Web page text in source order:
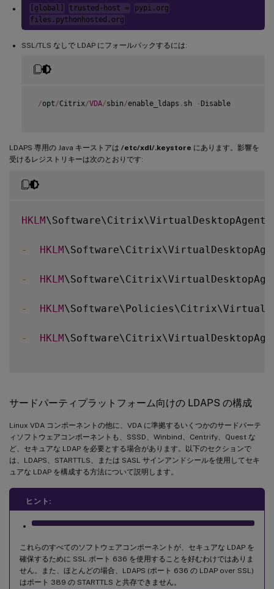
[global] trusted-host =
pypi.org
files.pythonhosted.org
SSL/TLS なしで LDAP にフォールバックするには:
/opt/Citrix/VDA/sbin/enable_ldaps . sh -Disable
LDAPS 専用の Java キーストアは /etc/xdl/.keystore にあります。影響を
受けるレジストリキーは次のとおりです:
HKLM
- HKLM
- HKLM
- HKLM
- HKLM
サードパーティプラットフォーム向けの LDAPS の構成
Linux VDA コンポーネントの他に、VDA に準拠するいくつかのサードパーテ
ィソフトウェアコンポーネントも、SSSD、Winbind、Centrify、Quest な
ど、セキュアな LDAP を必要とする場合があります。以下のセクションで
は、LDAPS、STARTTLS、または SASL サインアンドシールを使用してセキ
ュアな LDAP を構成する方法について説明します。
ヒント:
これらのすべてのソフトウェアコンポーネントが、セキュアな LDAP を
確保するために SSL ポート 636 を使用することを好むわけではありま
せん。また、ほとんどの場合、LDAPS (ポート 636 の LDAP over SSL)
はポート 389 の STARTTLS と共存できません。